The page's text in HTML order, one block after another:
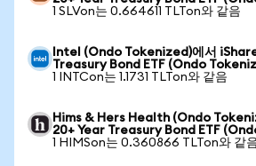
1 SLVon는 0.664611 TLTon와 같음
Intel (Ondo Tokenized)에서
Treasury Bond ETF (Ondo
1 INTCon는 1.1731 TLTon와 같음
Hims & Hers Health (Ondo
20+ Year Treasury Bond ETF
1 HIMSon는 0.360866 TLTon와 같